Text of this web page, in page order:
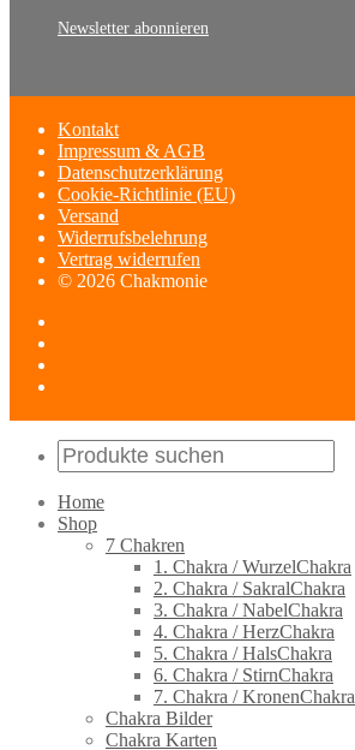
Newsletter abonnieren
Kontakt
Impressum & AGB
Datenschutzerklärung
Cookie-Richtlinie (EU)
Versand
Widerrufsbelehrung
Vertrag widerrufen
© 2026 Chakmonie
Home
Shop
7 Chakren
1. Chakra / WurzelChakra
2. Chakra / SakralChakra
3. Chakra / NabelChakra
4. Chakra / HerzChakra
5. Chakra / HalsChakra
6. Chakra / StirnChakra
7. Chakra / KronenChakra
Chakra Bilder
Chakra Karten